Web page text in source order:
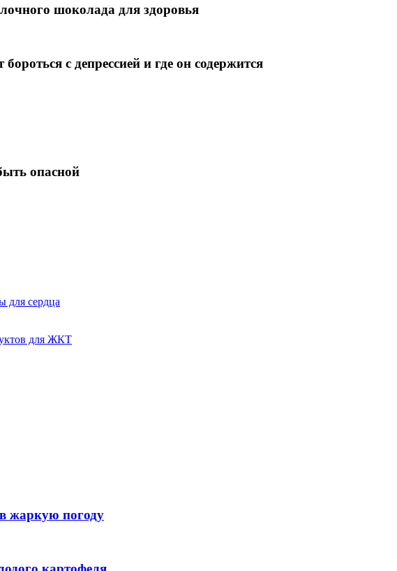
шоколада для здоровья
с депрессией и где он содержится
опасной
для сердца
для ЖКТ
жаркую погоду